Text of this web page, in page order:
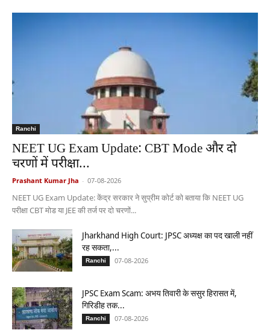
Ranchi
NEET UG Exam Update: CBT Mode और दो
चरणों में परीक्षा...
Prashant Kumar Jha - 07-08-2026
NEET UG Exam Update: केंद्र सरकार ने सुप्रीम कोर्ट को बताया कि NEET UG
परीक्षा CBT मोड या JEE की तर्ज पर दो चरणों...
Jharkhand High Court: JPSC अध्यक्ष का पद खाली नहीं
रह सकता,...
Ranchi 07-08-2026
JPSC Exam Scam: अभय तिवारी के ससुर हिरासत में,
गिरिडीह तक...
Ranchi 07-08-2026